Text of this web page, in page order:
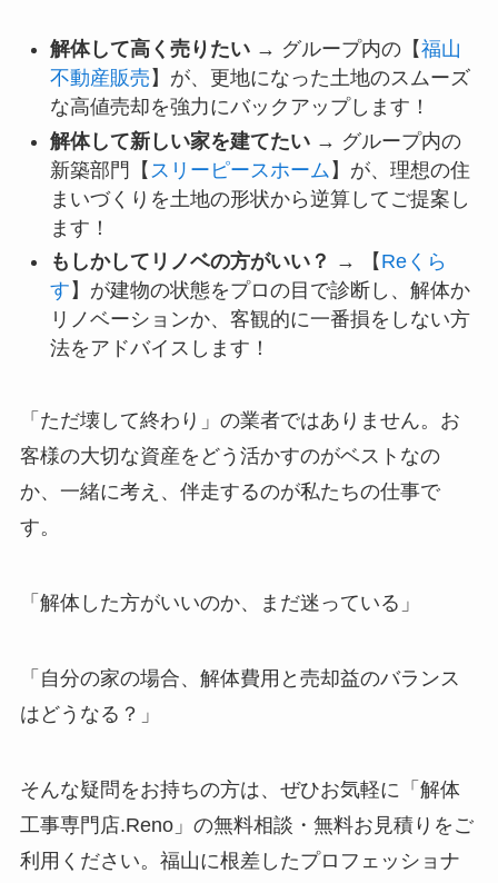
解体して高く売りたい→ グループ内の【福山
不動産販売 】が、更地になった土地のスムーズ
な高値売却を強力にバックアップします！
解体して新しい家を建てたい→ グループ内の
新築部門【 スリーピースホーム 】が、理想の住
まいづくりを土地の形状から逆算してご提案し
ます！
もしかしてリノベの方がいい？ → 【 Reくら
す 】が建物の状態をプロの目で診断し、解体か
リノベーションか、客観的に一番損をしない方
法をアドバイスします！
「ただ壊して終わり」の業者ではありません。お
客様の大切な資産をどう活かすのがベストなの
か、一緒に考え、伴走するのが私たちの仕事で
す。
「解体した方がいいのか、まだ迷っている」
「自分の家の場合、解体費用と売却益のバランス
はどうなる？」
そんな疑問をお持ちの方は、ぜひお気軽に「解体
工事専門店.Reno」の無料相談・無料お見積りをご
利用ください。福山に根差したプロフェッショナ